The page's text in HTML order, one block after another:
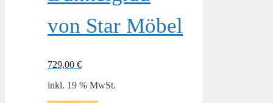
von Star Möbel
729,00 €
inkl. 19 % MwSt.